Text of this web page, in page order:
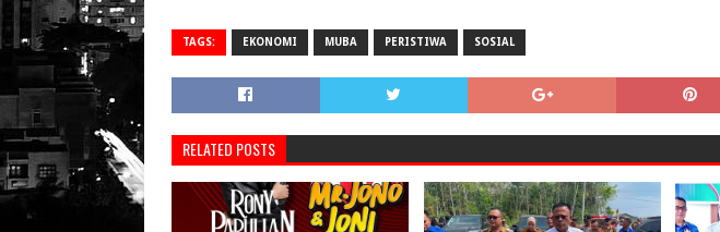
TAGS: EKONOMI MUBA PERISTIWA SOSIAL
RELATED POSTS